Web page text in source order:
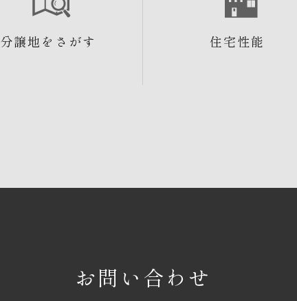
分譲地をさがす 住宅性能
お問い合わせ